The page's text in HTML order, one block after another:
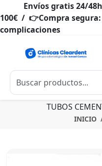
Envíos gratis 24/48h
100€ / 👉Compra
complicaciones
TUBOS
INICIO